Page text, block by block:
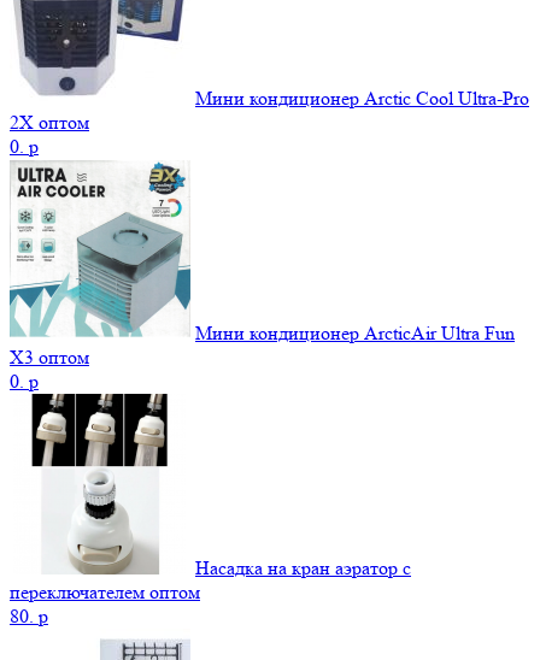
Мини кондиционер Arctic Cool Ultra-Pro
2X оптом
0. p
Мини кондиционер ArcticAir Ultra Fun
X3 оптом
0. p
Насадка на кран аэратор с
переключателем оптом
80. p